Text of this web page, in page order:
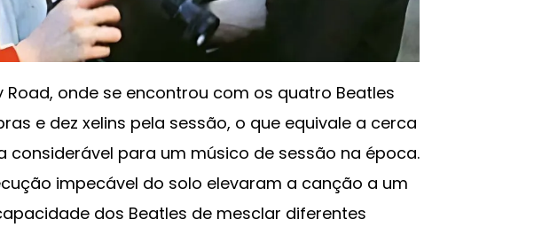
onde se encontrou com os quatro Beatles
e dez xelins pela sessão, o que equivale a cerca
considerável para um músico de sessão na época.
impecável do solo elevaram a canção a um
dos Beatles de mesclar diferentes